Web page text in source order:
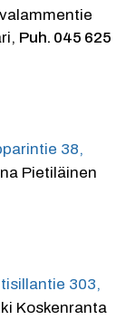
Puh. 045 625
38,
303,
, Yhteyshenkilö: Pikki Koskenranta